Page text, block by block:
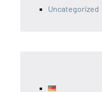
Uncategorized